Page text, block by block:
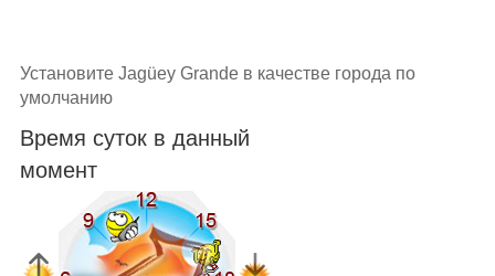
Установите Jagüey Grande в качестве города по
умолчанию
Время суток в данный
момент